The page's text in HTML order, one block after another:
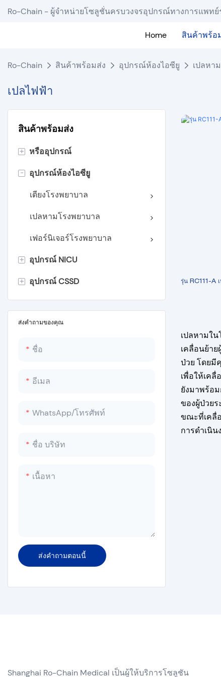
Ro-Chain - ผู้จำหน่ายโซลูชั่นครบวงจรอุปกรณ์ทางการแพท
Home สินค้าพร้อ
Ro-Chain สินค้าพร้อมส่ง อุปกรณ์ห้องไอซียู เปลหา
เปลไฟฟ้า
สินค้าพร้อมส่ง
+ หรืออุปกรณ์
แสงสว่างไร้เงา
ตารางปฏิบัติการ
จี้เพดาน
เครื่องดูด
เครื่องดมยาสลบ
หน่วยศัลยกรรมไฟฟ้า
เครื่องกระตุ้นหัวใจ
- อุปกรณ์ห้องไอซียู
เตียงโรงพยาบาล
เปลหามโรงพยาบาล
เฟอร์นิเจอร์โรงพยาบาล
+ อุปกรณ์ NICU
ตู้อบทารก
เครื่องอุ่น Radiant สำหรับทารก
หน่วยส่องไฟทารก
Wooden Height Measuring
มวก
+ อุปกรณ์ CSSD
หม้อนึ่งความดันแบบพกพา
เครื่องนึ่งฆ่าเชื้อแบบตั้งโต๊ะ
เครื่องนึ่งฆ่าเชื้อแนวตั้งแบบครอก
เครื่องนึ่งเอทิลีนออกไซด์
เครื่องฆ่าเชื้อเครื่องซักผ้า
ส่งคำถามของคุณ
ชื่อ
อีเมล
WhatsApp/โทรศัพท์
ชื่อ บริษัท
เนื้อหา
ส่งคำถามตอนนี้
รุ่น RC111-A
เปลหามใ
เคลื่อนย้า
ป่วย โดยมี
เพื่อให้เค
ยังมาพร้อ
ของผู้ป่วย
ขณะที่เคลื่
การดำเนิ
Shanghai Ro-Chain Medical เป็นผู้ให้บริการโซลูชัน